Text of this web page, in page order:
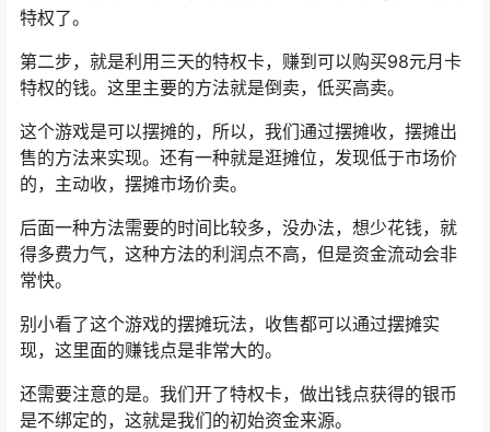
特权了。
第二步，就是利用三天的特权卡，赚到可以购买98元月卡
特权的钱。这里主要的方法就是倒卖，低买高卖。
这个游戏是可以摆摊的，所以，我们通过摆摊收，摆摊出
售的方法来实现。还有一种就是逛摊位，发现低于市场价
的，主动收，摆摊市场价卖。
后面一种方法需要的时间比较多，没办法，想少花钱，就
得多费力气，这种方法的利润点不高，但是资金流动会非
常快。
别小看了这个游戏的摆摊玩法，收售都可以通过摆摊实
现，这里面的赚钱点是非常大的。
还需要注意的是。我们开了特权卡，做出钱点获得的银币
是不绑定的，这就是我们的初始资金来源。